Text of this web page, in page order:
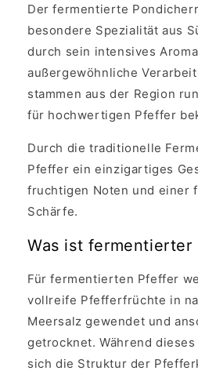
Der fermentierte
besondere Spezialität aus
durch sein intensives
außergewöhnliche
stammen aus der Region
für hochwertigen Pfeffer
Durch die traditionelle
Pfeffer ein einzigartiges
fruchtigen Noten und einer
Schärfe.
Was ist fermentierter
Für fermentierten Pfeffer
vollreife Pfefferfrüchte in
Meersalz gewendet und
getrocknet. Während
sich die Struktur der